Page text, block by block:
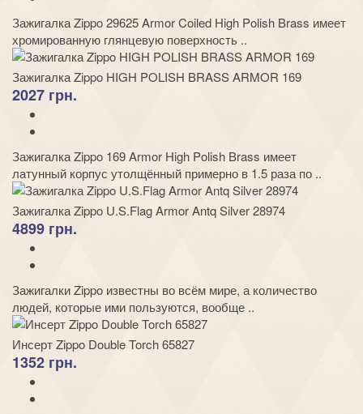
Зажигалка Zippo 29625 Armor Coiled High Polish Brass имеет
хромированную глянцевую поверхность ..
Зажигалка Zippo HIGH POLISH BRASS ARMOR 169
2027 грн.
Зажигалка Zippo 169 Armor High Polish Brass имеет
латунный корпус утолщённый примерно в 1.5 раза по ..
Зажигалка Zippo U.S.Flag Armor Antq Silver 28974
4899 грн.
Зажигалки Zippo известны во всём мире, а количество
людей, которые ими пользуются, вообще ..
Инсерт Zippo Double Torch 65827
1352 грн.